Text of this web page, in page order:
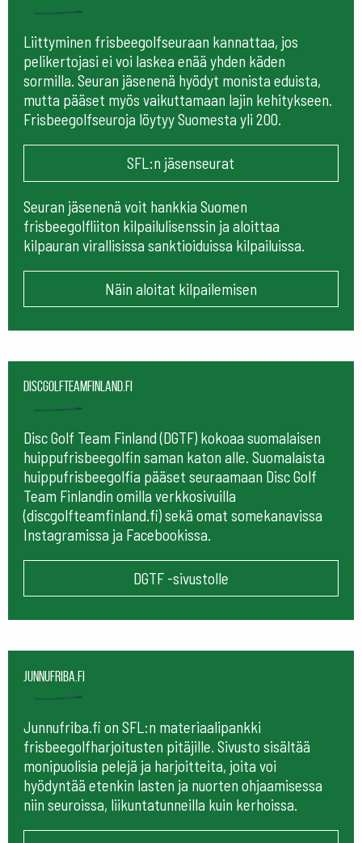
Liittyminen frisbeegolfseuraan kannattaa, jos
pelikertojasi ei voi laskea enää yhden käden
sormilla. Seuran jäsenenä hyödyt monista eduista,
mutta pääset myös vaikuttamaan lajin kehitykseen.
Frisbeegolfseuroja löytyy Suomesta yli 200.
SFL:n jäsenseurat
Seuran jäsenenä voit hankkia Suomen
frisbeegolfliiton kilpailulisenssin ja aloittaa
kilpauran virallisissa sanktioiduissa kilpailuissa.
Näin aloitat kilpailemisen
Discgolfteamfinland.fi
Disc Golf Team Finland (DGTF) kokoaa suomalaisen
huippufrisbeegolfin saman katon alle. Suomalaista
huippufrisbeegolfia pääset seuraamaan Disc Golf
Team Finlandin omilla verkkosivuilla
(discgolfteamfinland.fi) sekä omat somekanavissa
Instagramissa ja Facebookissa.
DGTF -sivustolle
Junnufriba.fi
Junnufriba.fi on SFL:n materiaalipankki
frisbeegolfharjoitusten pitäjille. Sivusto sisältää
monipuolisia pelejä ja harjoitteita, joita voi
hyödyntää etenkin lasten ja nuorten ohjaamisessa
niin seuroissa, liikuntatunneilla kuin kerhoissa.